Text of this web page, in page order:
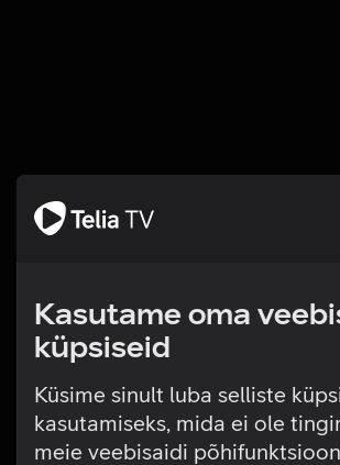
Kasutame oma
küpsiseid
Küsime sinult luba selliste
kasutamiseks, mida ei ole
meie veebisaidi
Tehniline